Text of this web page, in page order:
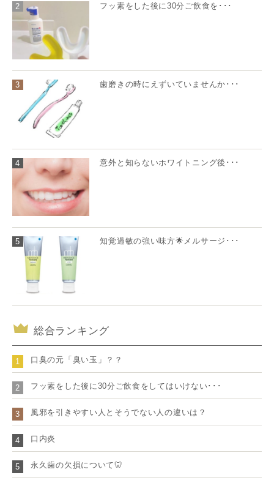
2 フッ素をした後に30分ご飲食を･･･
3 歯磨きの時にえずいていませんか･･･
4 意外と知らないホワイトニング後･･･
5 知覚過敏の強い味方🌟メルサージ･･･
総合ランキング
1 口臭の元「臭い玉」？？
2 フッ素をした後に30分ご飲食をしてはいけない･･･
3 風邪を引きやすい人とそうでない人の違いは？
4 口内炎
5 永久歯の欠損について🦷